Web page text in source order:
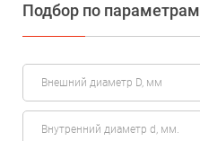
Подбор по параметрам